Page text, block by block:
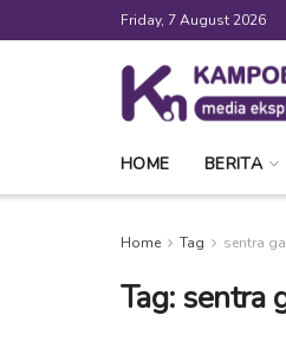
Friday, 7 August 2026
HOME BERITA
Home Tag sentra
Tag: sentra